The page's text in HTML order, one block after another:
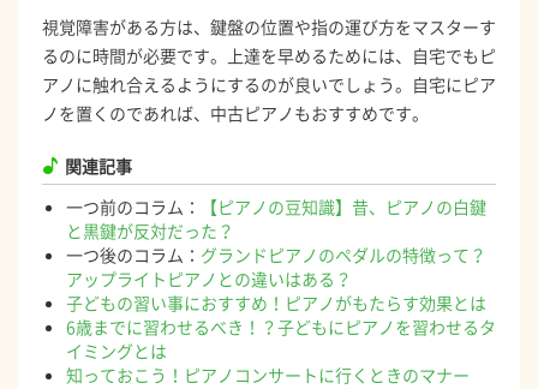
視覚障害がある方は、鍵盤の位置や指の運び方をマスターす
るのに時間が必要です。上達を早めるためには、自宅でもピ
アノに触れ合えるようにするのが良いでしょう。自宅にピア
ノを置くのであれば、中古ピアノもおすすめです。
関連記事
一つ前のコラム：
【ピアノの豆知識】昔、ピアノの白鍵
と黒鍵が反対だった？
一つ後のコラム： グランドピアノのペダルの特徴って？
アップライトピアノとの違いはある？
子どもの習い事におすすめ！ピアノがもたらす効果とは
6歳までに習わせるべき！？子どもにピアノを習わせるタ
イミングとは
知っておこう！ピアノコンサートに行くときのマナー